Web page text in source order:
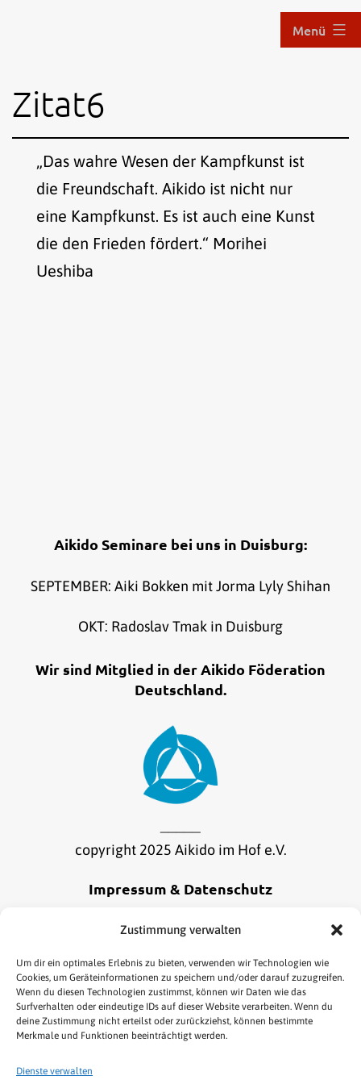
Zustimmung verwalten
Um dir ein optimales Erlebnis zu bieten, verwenden wir Technologien wie
Cookies, um Geräteinformationen zu speichern und/oder darauf zuzugreifen.
Wenn du diesen Technologien zustimmst, können wir Daten wie das
Surfverhalten oder eindeutige IDs auf dieser Website verarbeiten. Wenn du
deine Zustimmung nicht erteilst oder zurückziehst, können bestimmte
Merkmale und Funktionen beeinträchtigt werden.
Dienste verwalten
im
Menü
Zitat6
„Das wahre Wesen der Kampfkunst ist
die Freundschaft. Aikido ist nicht nur
eine Kampfkunst. Es ist auch eine Kunst
die den Frieden fördert.“ Morihei
Ueshiba
Aikido Seminare bei uns in Duisburg:
SEPTEMBER: Aiki Bokken mit Jorma Lyly Shihan
OKT: Radoslav Tmak in Duisburg
Wir sind Mitglied in der Aikido Föderation
Deutschland.
copyright 2025 Aikido im Hof e.V.
Impressum & Datenschutz
Alle Informationen zu unserem Impressum und
Online Bestellung widerrufen